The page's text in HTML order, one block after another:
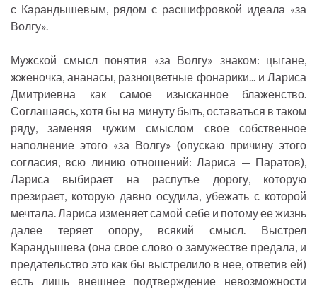
с Карандышевым, рядом с расшифровкой идеала «за
Волгу».
Мужской смысл понятия «за Волгу» знаком: цыгане,
жженочка, ананасы, разноцветные фонарики... и Лариса
Дмитриевна как самое изысканное блаженство.
Соглашаясь, хотя бы на минуту быть, оставаться в таком
ряду, заменяя чужим смыслом свое собственное
наполнение этого «за Волгу» (опускаю причину этого
согласия, всю линию отношений: Лариса — Паратов),
Лариса выбирает на распутье дорогу, которую
презирает, которую давно осудила, убежать с которой
мечтала. Лариса изменяет самой себе и потому ее жизнь
далее теряет опору, всякий смысл. Выстрел
Карандышева (она свое слово о замужестве предала, и
предательство это как бы выстрелило в нее, ответив ей)
есть лишь внешнее подтверждение невозможности